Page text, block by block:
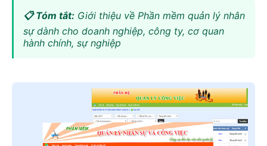
📋 Tóm tắt: Giới thiệu về Phần mềm quản lý nhân
sự dành cho doanh nghiệp, công ty, cơ quan
hành chính, sự nghiệp